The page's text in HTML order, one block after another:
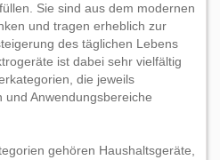
Sie sind aus dem modernen
und tragen erheblich zur
des täglichen Lebens
ist dabei sehr vielfältig
die jeweils
Anwendungsbereiche
gehören Haushaltsgeräte,